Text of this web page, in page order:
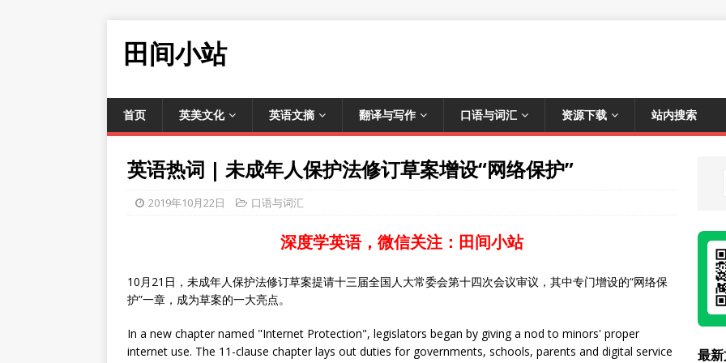
田间小站
首页 英美文化 英语文摘 翻译与写作 口语与词汇 资源下载 站内搜索
英语热词 | 未成年人保护法修订草案增设“网络保护”
2019年10月22日 口语与词汇
深度学英语，微信关注：田间小站
10月21日，未成年人保护法修订草案提请十三届全国人大常委会第十四次会议审议，其中专门增设的“网络保
护”一章，成为草案的一大亮点。
In a new chapter named "Internet Protection", legislators began by giving a nod to minors' proper
internet use. The 11-clause chapter lays out duties for governments, schools, parents and digital service
最